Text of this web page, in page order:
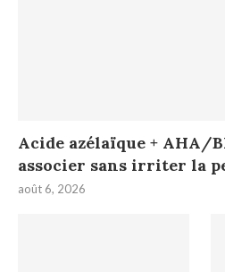
Acide azélaïque + AHA/
associer sans irriter la
août 6, 2026